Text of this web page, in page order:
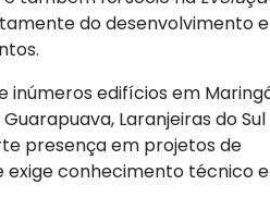
do desenvolvimento e
inúmeros edifícios em
Laranjeiras do Sul
presença em projetos de
conhecimento técnico